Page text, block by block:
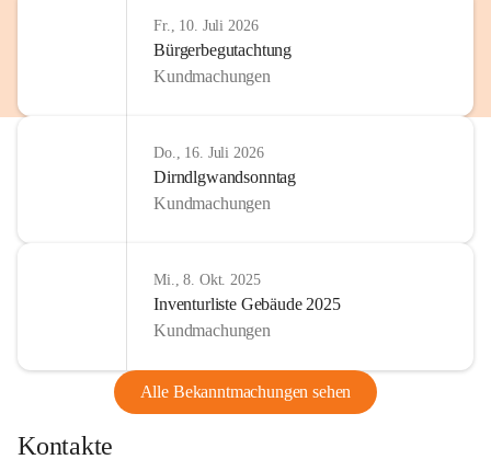
Fr., 10. Juli 2026
Bürgerbegutachtung
Kundmachungen
Do., 16. Juli 2026
Dirndlgwandsonntag
Kundmachungen
Mi., 8. Okt. 2025
Inventurliste Gebäude 2025
Kundmachungen
Alle Bekanntmachungen sehen
Kontakte